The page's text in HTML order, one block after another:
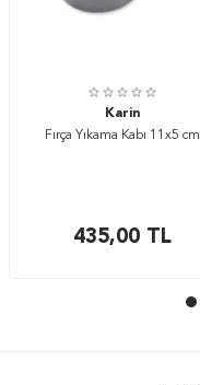
Karin
Fırça Yıkama Kabı 11x5 cm
435,00 TL